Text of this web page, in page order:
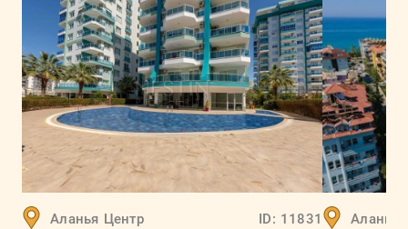
Аланья Центр ID: 11831 Аланья